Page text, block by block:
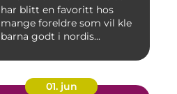
har blitt en favoritt hos
mange foreldre som vil kle
barna godt i nordis...
01. jun